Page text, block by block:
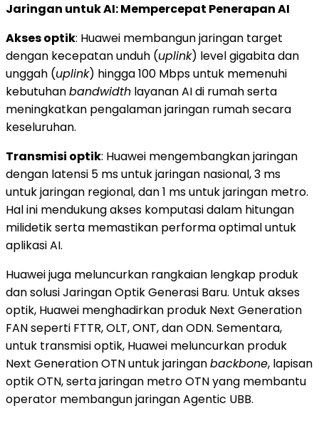
Jaringan untuk AI: Mempercepat Penerapan AI
Akses optik: Huawei membangun jaringan target
dengan kecepatan unduh (uplink) level gigabita dan
unggah (uplink) hingga 100 Mbps untuk memenuhi
kebutuhanbandwidth layanan AI di rumah serta
meningkatkan pengalaman jaringan rumah secara
keseluruhan.
Transmisi optik: Huawei mengembangkan jaringan
dengan latensi 5 ms untuk jaringan nasional, 3 ms
untuk jaringan regional, dan 1 ms untuk jaringan metro.
Hal ini mendukung akses komputasi dalam hitungan
milidetik serta memastikan performa optimal untuk
aplikasi AI.
Huawei juga meluncurkan rangkaian lengkap produk
dan solusi Jaringan Optik Generasi Baru. Untuk akses
optik, Huawei menghadirkan produk Next Generation
FAN seperti FTTR, OLT, ONT, dan ODN. Sementara,
untuk transmisi optik, Huawei meluncurkan produk
Next Generation OTN untuk jaringanbackbone, lapisan
optik OTN, serta jaringan metro OTN yang membantu
operator membangun jaringan Agentic UBB.